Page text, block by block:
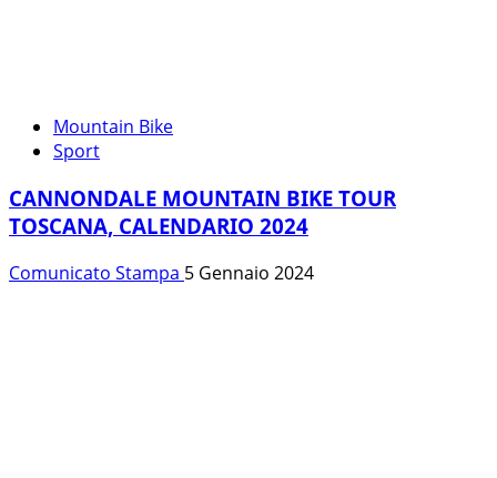
Mountain Bike
Sport
CANNONDALE MOUNTAIN BIKE TOUR
TOSCANA, CALENDARIO 2024
Comunicato Stampa 5 Gennaio 2024